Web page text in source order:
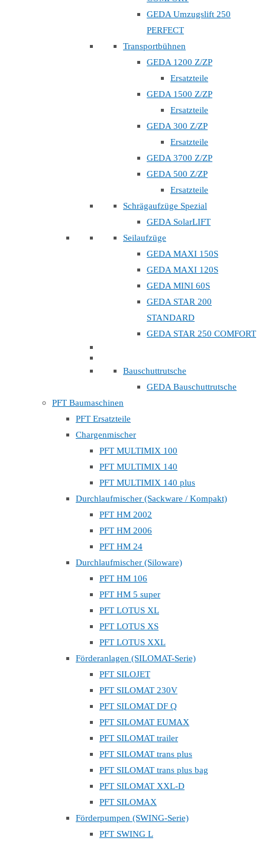
GEDA Umzugslift 250
PERFECT
Transportbühnen
GEDA 1200 Z/ZP
Ersatzteile
GEDA 1500 Z/ZP
Ersatzteile
GEDA 300 Z/ZP
Ersatzteile
GEDA 3700 Z/ZP
GEDA 500 Z/ZP
Ersatzteile
Schrägaufzüge Spezial
GEDA SolarLIFT
Seilaufzüge
GEDA MAXI 150S
GEDA MAXI 120S
GEDA MINI 60S
GEDA STAR 200
STANDARD
GEDA STAR 250 COMFORT
Bauschuttrutsche
GEDA Bauschuttrutsche
PFT Baumaschinen
PFT Ersatzteile
Chargenmischer
PFT MULTIMIX 100
PFT MULTIMIX 140
PFT MULTIMIX 140 plus
Durchlaufmischer (Sackware / Kompakt)
PFT HM 2002
PFT HM 2006
PFT HM 24
Durchlaufmischer (Siloware)
PFT HM 106
PFT HM 5 super
PFT LOTUS XL
PFT LOTUS XS
PFT LOTUS XXL
Förderanlagen (SILOMAT-Serie)
PFT SILOJET
PFT SILOMAT 230V
PFT SILOMAT DF Q
PFT SILOMAT EUMAX
PFT SILOMAT trailer
PFT SILOMAT trans plus
PFT SILOMAT trans plus bag
PFT SILOMAT XXL-D
PFT SILOMAX
Förderpumpen (SWING-Serie)
PFT SWING L